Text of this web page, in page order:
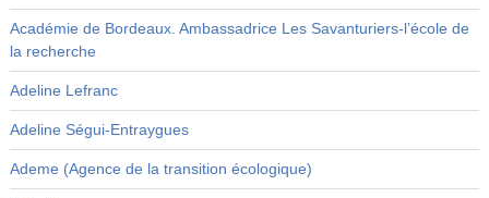
Académie de Bordeaux. Ambassadrice Les Savanturiers-l’école de
la recherche
Adeline Lefranc
Adeline Ségui-Entraygues
Ademe (Agence de la transition écologique)